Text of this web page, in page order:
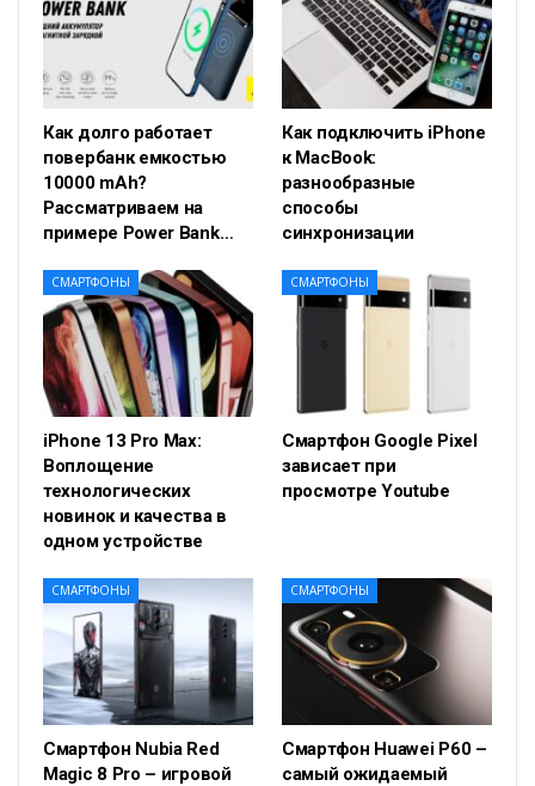
Как долго работает
повербанк емкостью
10000 mAh?
Рассматриваем на
примере Power Bank…
Как подключить iPhone
к MacBook:
разнообразные
способы
синхронизации
СМАРТФОНЫ
iPhone 13 Pro Max:
Воплощение
технологических
новинок и качества в
одном устройстве
СМАРТФОНЫ
Смартфон Google Pixel
зависает при
просмотре Youtube
СМАРТФОНЫ
Смартфон Nubia Red
Magic 8 Pro – игровой
СМАРТФОНЫ
Смартфон Huawei P60 –
самый ожидаемый